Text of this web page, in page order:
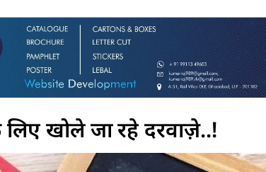
लिए खोले जा रहे दरवाज़े..!